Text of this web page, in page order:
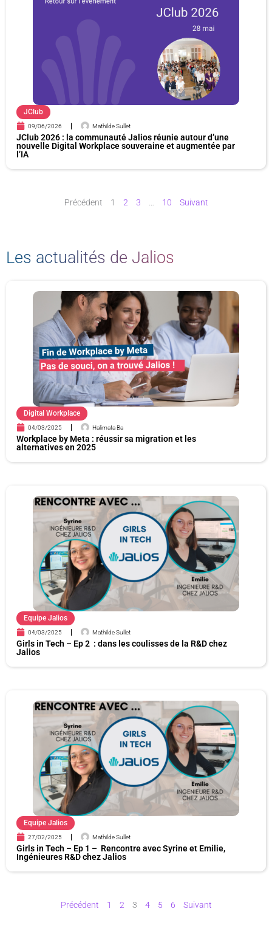
JClub
09/06/2026 Mathilde Sullet
JClub 2026 : la communauté Jalios réunie autour d’une
nouvelle Digital Workplace souveraine et augmentée par
l’IA
Précédent 1 2 3 10 Suivant
Les actualités de Jalios
Digital Workplace
04/03/2025 Halimata Ba
Workplace by Meta : réussir sa migration et les
alternatives en 2025
Equipe Jalios
04/03/2025 Mathilde Sullet
Girls in Tech – Ep 2 : dans les coulisses de la R&D chez
Jalios
Equipe Jalios
27/02/2025 Mathilde Sullet
Girls in Tech – Ep 1 – Rencontre avec Syrine et Emilie,
Ingénieures R&D chez Jalios
Précédent
a
g
e
1
a
g
e
2
a
g
e
3
a
g
e
4
e
5
e
6 Suivant